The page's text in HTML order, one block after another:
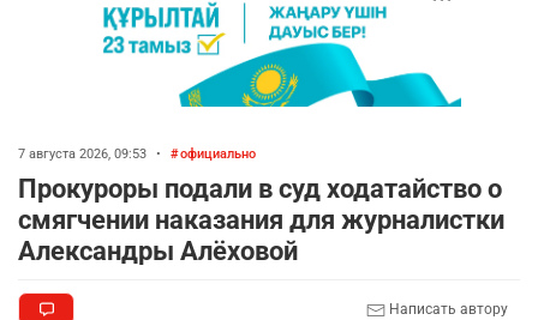
7 августа 2026, 09:53 • официально
Прокуроры подали в суд ходатайство о
смягчении наказания для журналистки
Александры Алёховой
Написать автору